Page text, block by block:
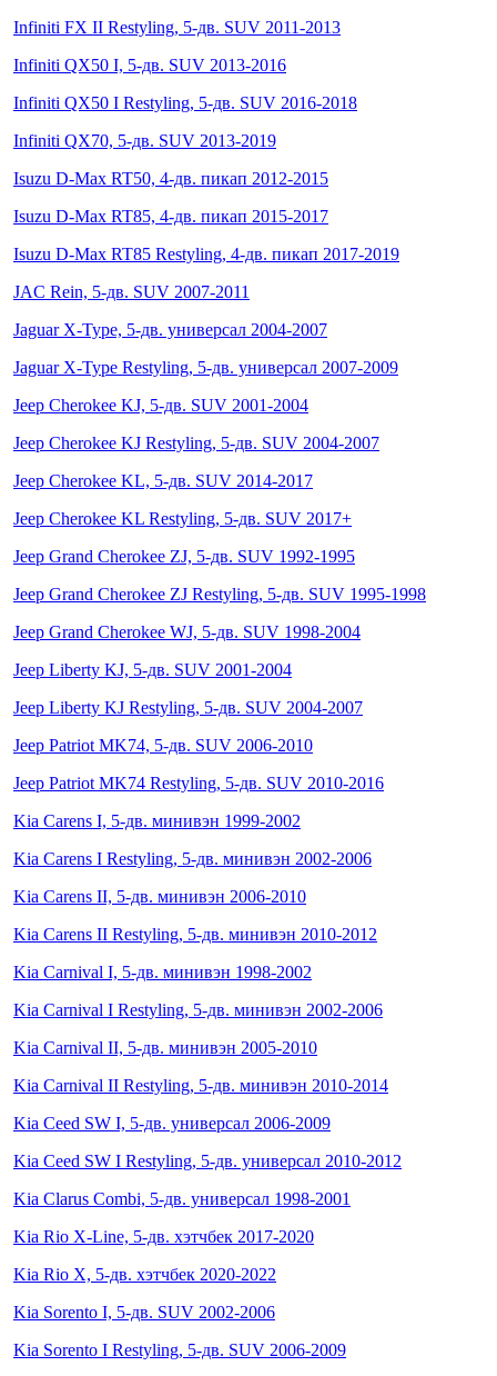
Infiniti FX II Restyling, 5-дв. SUV 2011-2013
Infiniti QX50 I, 5-дв. SUV 2013-2016
Infiniti QX50 I Restyling, 5-дв. SUV 2016-2018
Infiniti QX70, 5-дв. SUV 2013-2019
Isuzu D-Max RT50, 4-дв. пикап 2012-2015
Isuzu D-Max RT85, 4-дв. пикап 2015-2017
Isuzu D-Max RT85 Restyling, 4-дв. пикап 2017-2019
JAC Rein, 5-дв. SUV 2007-2011
Jaguar X-Type, 5-дв. универсал 2004-2007
Jaguar X-Type Restyling, 5-дв. универсал 2007-2009
Jeep Cherokee KJ, 5-дв. SUV 2001-2004
Jeep Cherokee KJ Restyling, 5-дв. SUV 2004-2007
Jeep Cherokee KL, 5-дв. SUV 2014-2017
Jeep Cherokee KL Restyling, 5-дв. SUV 2017+
Jeep Grand Cherokee ZJ, 5-дв. SUV 1992-1995
Jeep Grand Cherokee ZJ Restyling, 5-дв. SUV 1995-1998
Jeep Grand Cherokee WJ, 5-дв. SUV 1998-2004
Jeep Liberty KJ, 5-дв. SUV 2001-2004
Jeep Liberty KJ Restyling, 5-дв. SUV 2004-2007
Jeep Patriot MK74, 5-дв. SUV 2006-2010
Jeep Patriot MK74 Restyling, 5-дв. SUV 2010-2016
Kia Carens I, 5-дв. минивэн 1999-2002
Kia Carens I Restyling, 5-дв. минивэн 2002-2006
Kia Carens II, 5-дв. минивэн 2006-2010
Kia Carens II Restyling, 5-дв. минивэн 2010-2012
Kia Carnival I, 5-дв. минивэн 1998-2002
Kia Carnival I Restyling, 5-дв. минивэн 2002-2006
Kia Carnival II, 5-дв. минивэн 2005-2010
Kia Carnival II Restyling, 5-дв. минивэн 2010-2014
Kia Ceed SW I, 5-дв. универсал 2006-2009
Kia Ceed SW I Restyling, 5-дв. универсал 2010-2012
Kia Clarus Combi, 5-дв. универсал 1998-2001
Kia Rio X-Line, 5-дв. хэтчбек 2017-2020
Kia Rio X, 5-дв. хэтчбек 2020-2022
Kia Sorento I, 5-дв. SUV 2002-2006
Kia Sorento I Restyling, 5-дв. SUV 2006-2009